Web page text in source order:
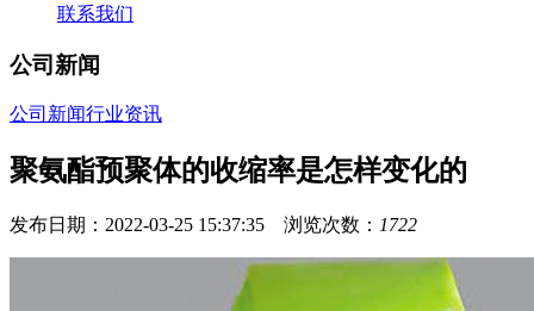
联系我们
公司新闻
公司新闻行业资讯
聚氨酯预聚体的收缩率是怎样变化的
发布日期：2022-03-25 15:37:35 浏览次数： 1722